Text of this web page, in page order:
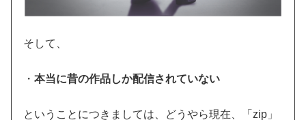
そして、
・本当に昔の作品しか配信されていない
ということにつきましては、どうやら現在、「zip」